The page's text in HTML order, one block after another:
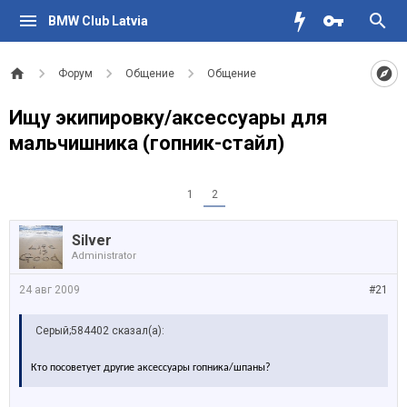
BMW Club Latvia
Форум Общение Общение
Ищу экипировку/аксессуары для
мальчишника (гопник-стайл)
1 2
Silver
Administrator
#21
24 авг 2009
Серый;584402 сказал(а):
Кто посоветует другие аксессуары гопника/шпаны?